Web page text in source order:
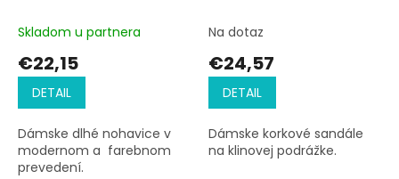
Skladom u partnera
€22,15
DETAIL
Dámske dlhé nohavice v
modernom a farebnom
prevedení.
Na dotaz
€24,57
DETAIL
Dámske korkové sandále
na klinovej podrážke.